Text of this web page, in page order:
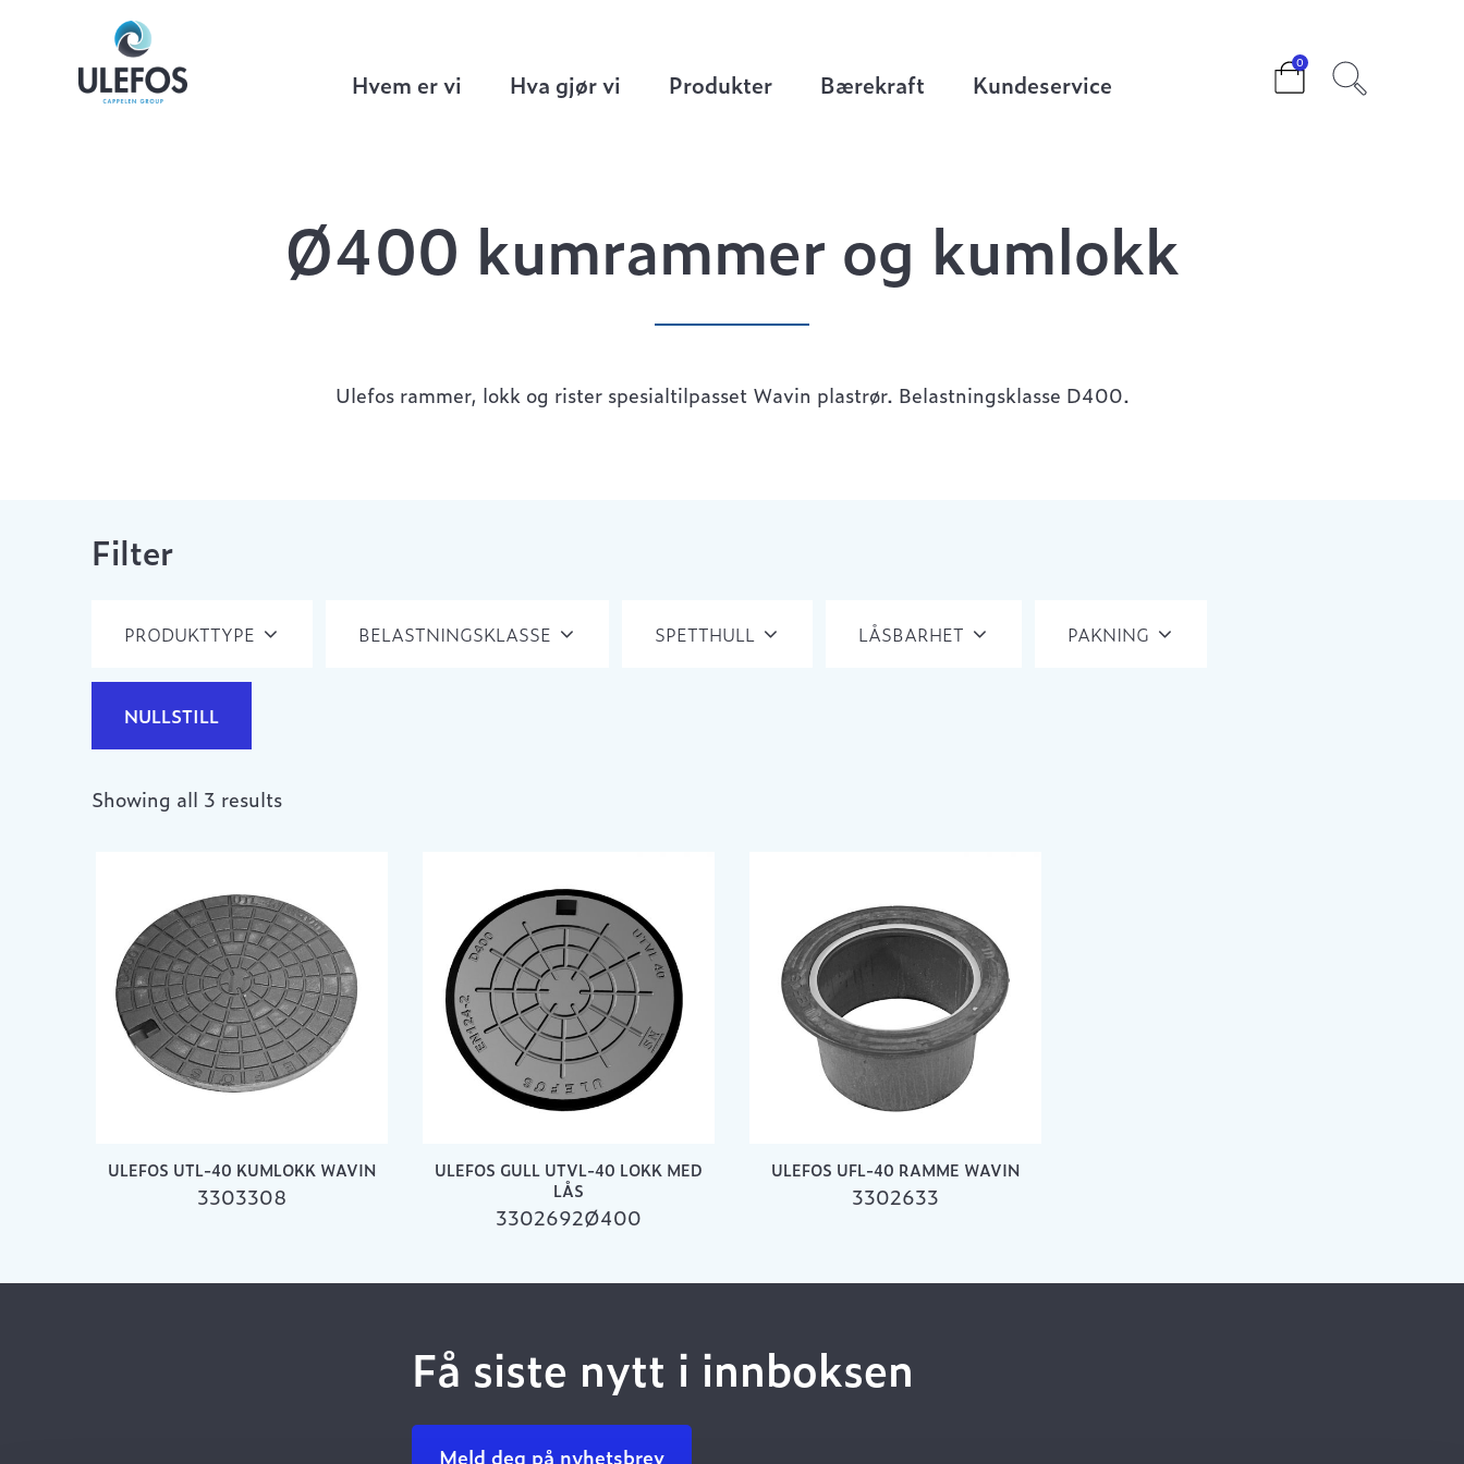
0
Hvem er vi Hva gjør vi Produkter Bærekraft Kundeservice
Ulefos>
Ø400 kumrammer og kumlokk
Ulefos rammer, lokk og rister spesialtilpasset Wavin plastrør. Belastningsklasse D400.
Filter
PRODUKTTYPE BELASTNINGSKLASSE SPETTHULL LÅSBARHET PAKNING
NULLSTILL
Showing all 3 results
ULEFOS UTL-40 KUMLOKK WAVIN
3303308
ULEFOS GULL UTVL-40 LOKK MED
LÅS
3302692Ø400
ULEFOS UFL-40 RAMME WAVIN
3302633
Få siste nytt i innboksen
Meld deg på nyhetsbrev